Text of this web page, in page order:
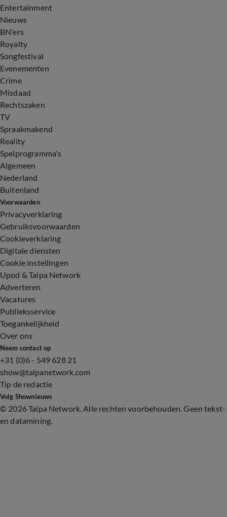
Entertainment
Nieuws
BN'ers
Royalty
Songfestival
Evenementen
Crime
Misdaad
Rechtszaken
TV
Spraakmakend
Reality
Spelprogramma's
Algemeen
Nederland
Buitenland
Voorwaarden
Privacyverklaring
Gebruiksvoorwaarden
Cookieverklaring
Digitale diensten
Cookie instellingen
Upod & Talpa Network
Adverteren
Vacatures
Publieksservice
Toegankelijkheid
Over ons
Neem contact op
+31 (0)6 - 549 628 21
show@talpanetwork.com
Tip de redactie
Volg Shownieuws
© 2026 Talpa Network. Alle rechten voorbehouden. Geen tekst-
en datamining.